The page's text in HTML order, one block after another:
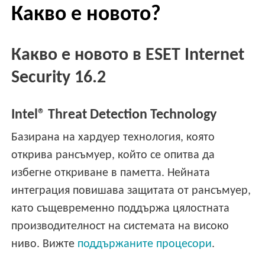
Какво е новото?
Какво е новото в ESET Internet
Security 16.2
Intel® Threat Detection Technology
Базирана на хардуер технология, която
открива рансъмуер, който се опитва да
избегне откриване в паметта. Нейната
интеграция повишава защитата от рансъмуер,
като същевременно поддържа цялостната
производителност на системата на високо
ниво. Вижте поддържаните процесори.